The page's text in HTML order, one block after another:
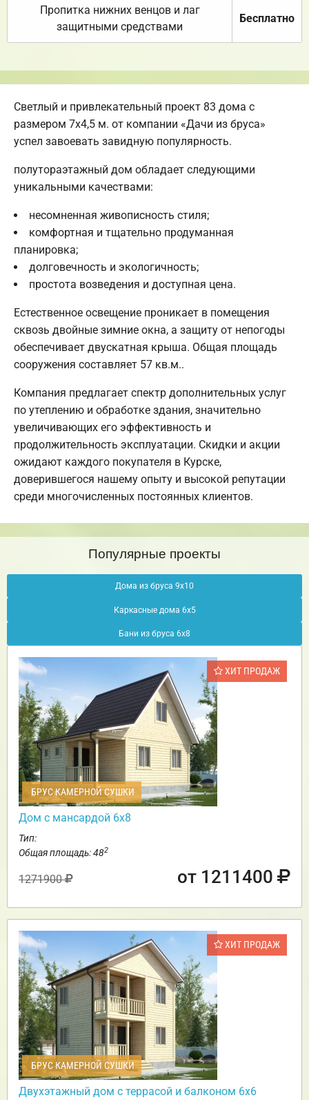
Пропитка нижних венцов и лаг
защитными средствами
Бесплатно
Светлый и привлекательный проект 83 дома с
размером 7х4,5 м. от компании «Дачи из бруса»
успел завоевать завидную популярность.
полутораэтажный дом обладает следующими
уникальными качествами:
несомненная живописность стиля;
комфортная и тщательно продуманная
планировка;
долговечность и экологичность;
простота возведения и доступная цена.
Естественное освещение проникает в помещения
сквозь двойные зимние окна, а защиту от непогоды
обеспечивает двускатная крыша. Общая площадь
сооружения составляет 57 кв.м..
Компания предлагает спектр дополнительных услуг
по утеплению и обработке здания, значительно
увеличивающих его эффективность и
продолжительность эксплуатации. Скидки и акции
ожидают каждого покупателя в Курске,
доверившегося нашему опыту и высокой репутации
среди многочисленных постоянных клиентов.
Популярные проекты
Дома из бруса 9х10
Каркасные дома 6х5
Бани из бруса 6х8
ХИТ ПРОДАЖ
БРУС КАМЕРНОЙ СУШКИ
Дом с мансардой 6х8
Тип:
Общая площадь: 482
1271900 от 1211400
ХИТ ПРОДАЖ
БРУС КАМЕРНОЙ СУШКИ
Двухэтажный дом с террасой и балконом 6х6